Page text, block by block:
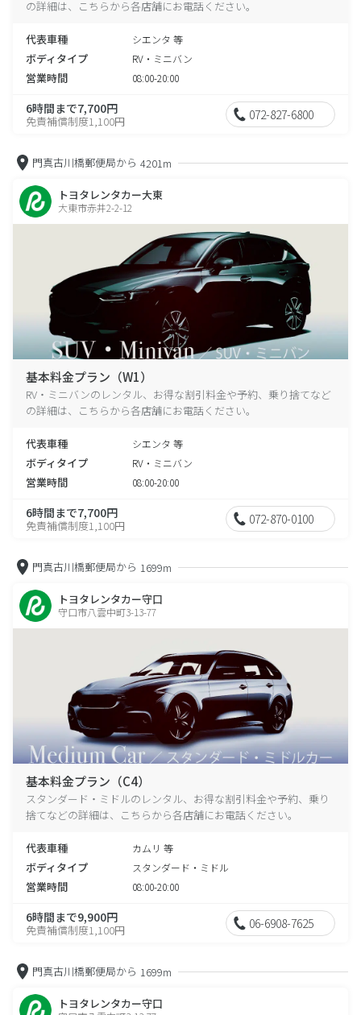
の詳細は、こちらから各店舗にお電話ください。
代表車種 シエンタ 等
ボディタイプ RV・ミニバン
営業時間 08:00-20:00
6時間まで7,700円
免責補償制度1,100円 072-827-6800
門真古川橋郵便局から 4201m
トヨタレンタカー大東
大東市赤井2-2-12
基本料金プラン（W1）
RV・ミニバンのレンタル、お得な割引料金や予約、乗り捨てなど
の詳細は、こちらから各店舗にお電話ください。
代表車種 シエンタ 等
ボディタイプ RV・ミニバン
営業時間 08:00-20:00
6時間まで7,700円
免責補償制度1,100円 072-870-0100
門真古川橋郵便局から 1699m
トヨタレンタカー守口
守口市八雲中町3-13-77
基本料金プラン（C4）
スタンダード・ミドルのレンタル、お得な割引料金や予約、乗り
捨てなどの詳細は、こちらから各店舗にお電話ください。
代表車種 カムリ 等
ボディタイプ スタンダード・ミドル
営業時間 08:00-20:00
6時間まで9,900円
免責補償制度1,100円 06-6908-7625
門真古川橋郵便局から 1699m
トヨタレンタカー守口